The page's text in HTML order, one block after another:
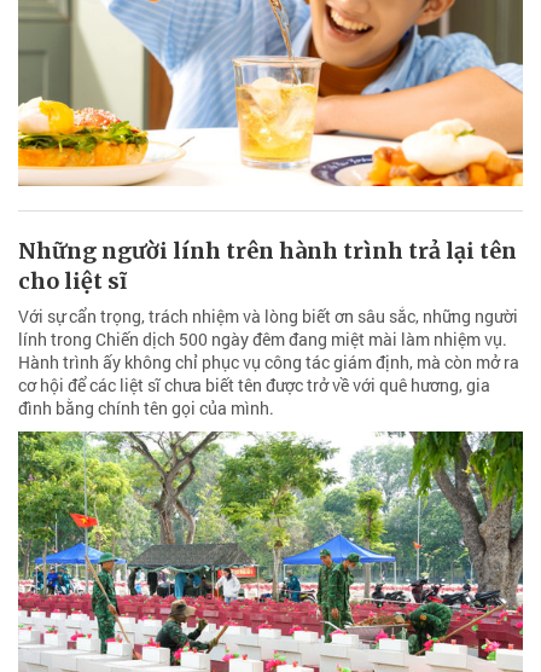
Những người lính trên hành trình trả lại tên
cho liệt sĩ
Với sự cẩn trọng, trách nhiệm và lòng biết ơn sâu sắc, những người
lính trong Chiến dịch 500 ngày đêm đang miệt mài làm nhiệm vụ.
Hành trình ấy không chỉ phục vụ công tác giám định, mà còn mở ra
cơ hội để các liệt sĩ chưa biết tên được trở về với quê hương, gia
đình bằng chính tên gọi của mình.